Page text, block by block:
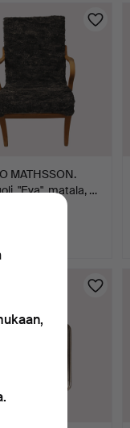
MATHSSON.
"Eva", matala, …